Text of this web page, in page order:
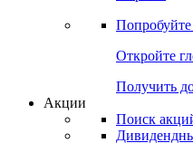
Cbonds
Опросы
Откройте